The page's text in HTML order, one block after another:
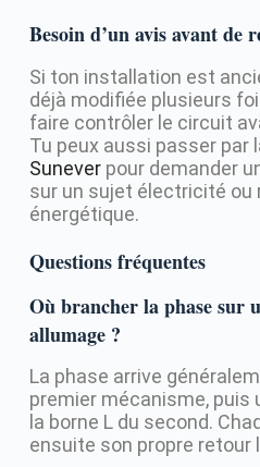
Besoin d’un avis avant de
Si ton installation est
déjà modifiée plusieurs
faire contrôler le circuit
Tu peux aussi passer par
Suneverpour demander
sur un sujet électricité ou
énergétique.
Questions fréquentes
Où brancher la phase sur
allumage ?
La phase arrive
premier mécanisme, puis
la borne L du second.
ensuite son propre retour